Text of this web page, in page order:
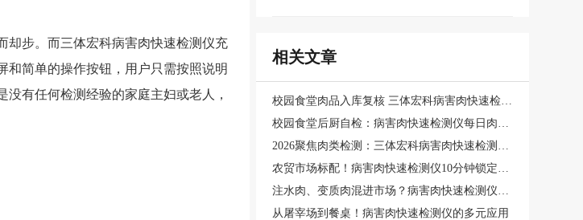
步。而三体宏科病害肉快速检测仪充
和简单的操作按钮，用户只需按照说明
有任何检测经验的家庭主妇或老人，
相关文章
校园食堂肉品入库复核 三体宏科病害肉快速检测仪 每批次鲜肉到店当场出检测结果
校园食堂后厨自检：病害肉快速检测仪每日肉类食材安全筛查
2026聚焦肉类检测：三体宏科病害肉快速检测仪品牌优势深度解析
农贸市场标配！病害肉快速检测仪10分钟锁定问题猪肉
注水肉、变质肉混进市场？病害肉快速检测仪让问题肉现原形
从屠宰场到餐桌！病害肉快速检测仪的多元应用